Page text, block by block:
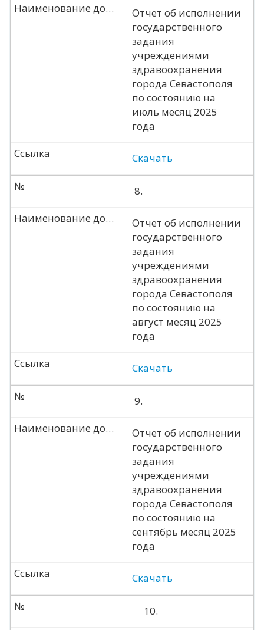
Отчет об исполнении
государственного
задания
учреждениями
здравоохранения
города Севастополя
по состоянию на
июль месяц 2025
года
Наименование документа
Скачать
Ссылка
8.
№
Отчет об исполнении
государственного
задания
учреждениями
здравоохранения
города Севастополя
по состоянию на
август месяц 2025
года
Наименование документа
Скачать
Ссылка
9.
№
Отчет об исполнении
государственного
задания
учреждениями
здравоохранения
города Севастополя
по состоянию на
сентябрь месяц 2025
года
Наименование документа
Скачать
Ссылка
10.
№